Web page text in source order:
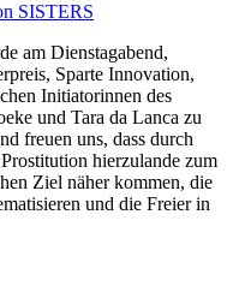
SISTERS
am Dienstagabend,
Sparte Innovation,
Initiatorinnen des
und Tara da Lanca zu
freuen uns, dass durch
hierzulande zum
Ziel näher kommen, die
und die Freier in